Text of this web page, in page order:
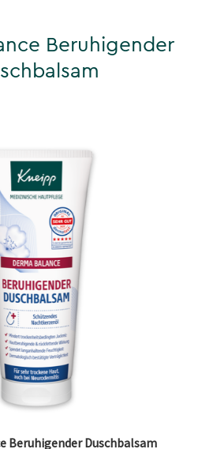
Beruhigender
Beruhigender Duschbalsam